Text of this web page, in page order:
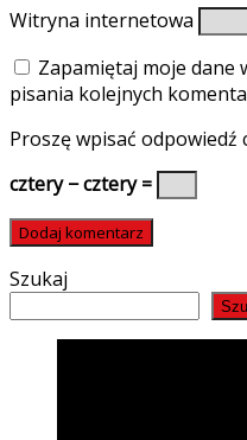
Witryna internetowa
Zapamiętaj moje dane
pisania kolejnych
Proszę wpisać odpowiedź
cztery − cztery =
Szukaj